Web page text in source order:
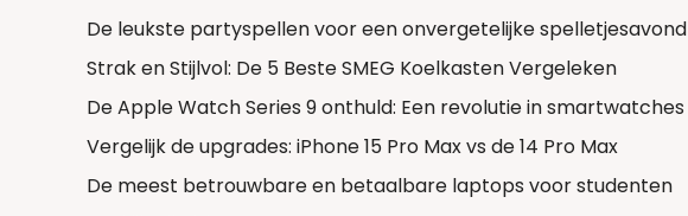
De leukste partyspellen voor een onvergetelijke spelletjesavond
Strak en Stijlvol: De 5 Beste SMEG Koelkasten Vergeleken
De Apple Watch Series 9 onthuld: Een revolutie in smartwatches
Vergelijk de upgrades: iPhone 15 Pro Max vs de 14 Pro Max
De meest betrouwbare en betaalbare laptops voor studenten